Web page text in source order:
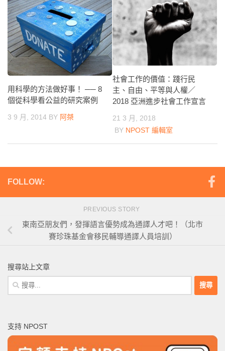
用科學的方法做好事！ ── 8
個從科學看公益的研究案例
3 9 月, 2014 BY 阿桀
社會工作的價值：踐行民
主、自由、平等與人權／
2018 亞洲進步社會工作宣言
21 3 月, 2018
BY NPOST 編輯室
FOLLOW:
PREVIOUS STORY
東南亞朋友們，發揮語言優勢成為通譯人才吧！（北市
賽珍珠基金會移民輔導通譯人員培訓）
搜尋站上文章
搜
尋
字:
支持 NPOST